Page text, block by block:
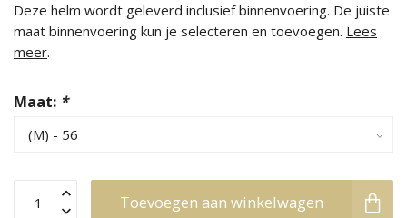
Deze helm wordt geleverd inclusief binnenvoering. De juiste
maat binnenvoering kun je selecteren en toevoegen. Lees
meer.
Maat: *
Toevoegen aan winkelwagen